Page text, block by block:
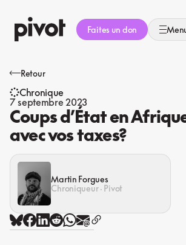
au
contenu
Faites un don
Retour
Chronique
7 septembre 2023
Coups d’État en
avec vos taxes?
Martin Forgues
Chroniqueur · Pivot